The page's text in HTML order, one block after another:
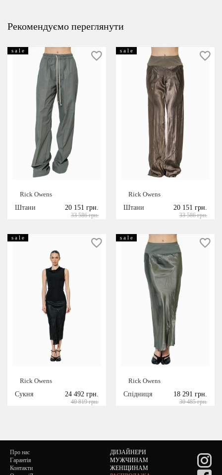
Рекомендуємо переглянути
s a l e
Rick Owens
Штани
20 151 грн.
33 586 грн.
s a l e
Rick Owens
Штани
20 151 грн.
33 586 грн.
s a l e
Rick Owens
Сукня
24 492 грн.
40 819 грн.
s a l e
Rick Owens
Спідниця
18 291 грн.
30 485 грн.
Про нас
Гарантія
Контакти
ДИЗАЙНЕРИ
МУЖЧИНАМ
ЖЕНЩИНАМ